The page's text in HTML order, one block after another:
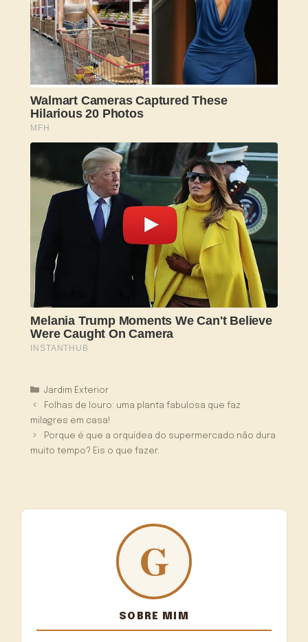
Categorias
Jardim Exterior
Folhas de louro: uma planta fabulosa que faz
milagres em casa!
Porque é que a orquídea do supermercado não dura
muito tempo? Eis o que fazer.
SOBRE MIM